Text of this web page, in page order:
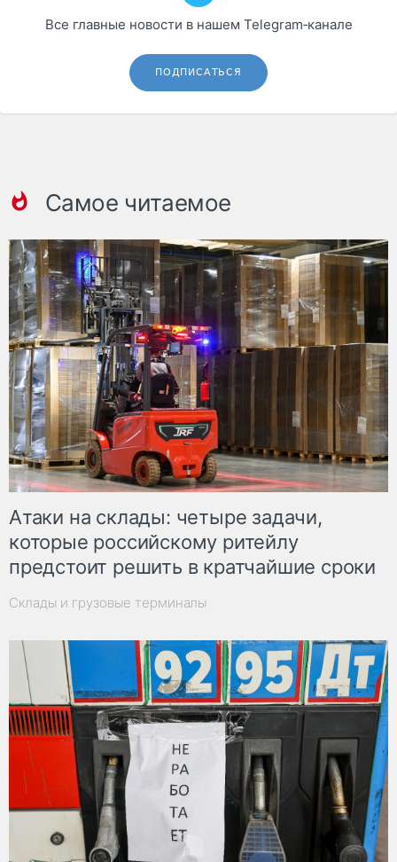
Все главные новости в нашем Telegram‑канале
ПОДПИСАТЬСЯ
Самое читаемое
Атаки на склады: четыре задачи,
которые российскому ритейлу
предстоит решить в кратчайшие сроки
Склады и грузовые терминалы